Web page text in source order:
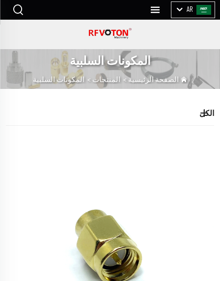
AR
المكونات السلبية
الصفحة الرئيسية > المنتجات > المكونات السلبية
الكل